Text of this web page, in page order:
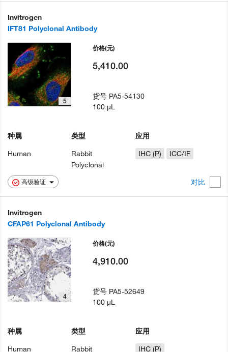
Invitrogen
IFT81 Polyclonal Antibody
高级验证 对比
5
种属
Human
类型
Rabbit
Polyclonal
应用
IHC (P)
ICC/IF
价格(元)
5,410.00
货号 PA5-54130
100 µL
Invitrogen
CFAP61 Polyclonal Antibody
4
种属
Human
类型
Rabbit
应用
IHC (P)
价格(元)
4,910.00
货号 PA5-52649
100 µL